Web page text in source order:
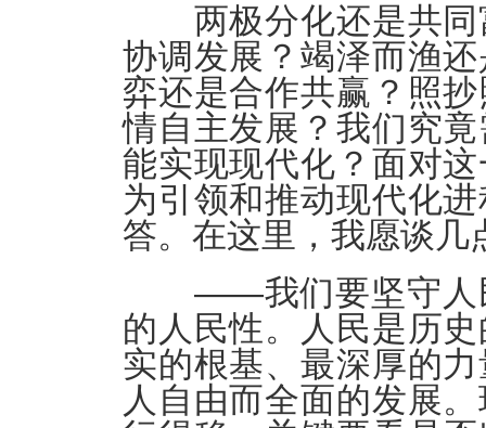
两极分化还是共同
协调发展？竭泽而渔
弈还是合作共赢？照
情自主发展？我们究
能实现现代化？面对
为引领和推动现代化
答。在这里，我愿谈几
——我们要坚守人民
的人民性。人民是历
实的根基、最深厚的
人自由而全面的发展